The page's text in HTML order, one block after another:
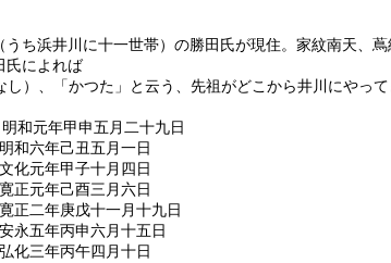
ち浜井川に十一世帯）の勝田氏が現住。家紋南天、蔦
氏によれば
）、「かつた」と云う、先祖がどこから井川にやって
元年甲申五月二十九日
和六年己丑五月一日
元年甲子十月四日
年己酉三月六日
二年庚戊十一月十九日
年丙申六月十五日
三年丙午四月十日